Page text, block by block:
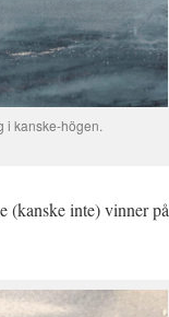
i kanske-högen.
(kanske inte) vinner på